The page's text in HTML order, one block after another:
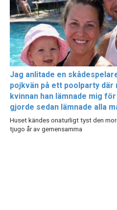
Jag anlitade en
pojkvän på ett poolparty där
kvinnan han lämnade mig
gjorde sedan lämnade alla
Huset kändes onaturligt tyst den
tjugo år av gemensamma